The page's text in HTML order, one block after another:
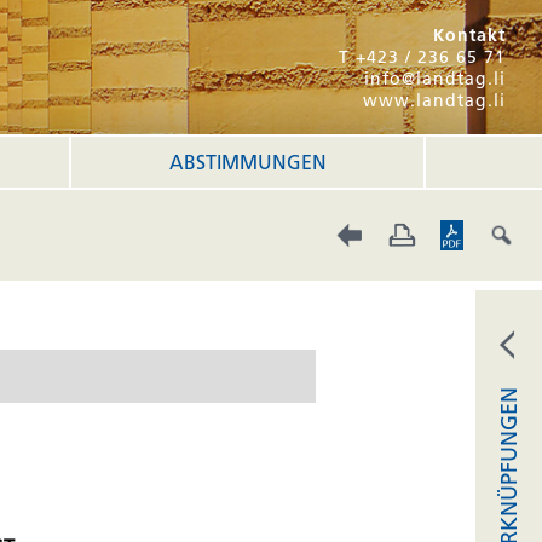
Kontakt
T +423 / 236 65 71
info@landtag.li
www.landtag.li
ABSTIMMUNGEN
VERKNÜPFUNGEN